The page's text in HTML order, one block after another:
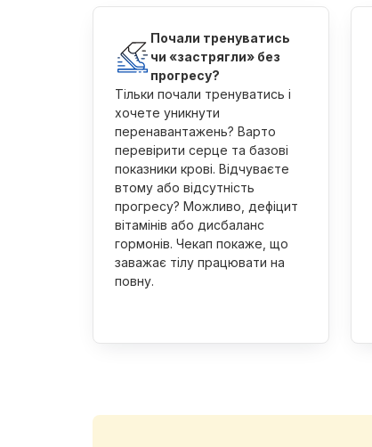
Почали тренуватись
чи «застрягли» без
прогресу?
Тільки почали тренуватись і
хочете уникнути
перенавантажень? Варто
перевірити серце та базові
показники крові. Відчуваєте
втому або відсутність
прогресу? Можливо, дефіцит
вітамінів або дисбаланс
гормонів. Чекап покаже, що
заважає тілу працювати на
повну.